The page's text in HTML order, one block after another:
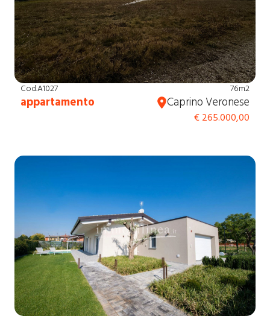
Cod.A1027
appartamento
76m2
Caprino Veronese
€ 265.000,00